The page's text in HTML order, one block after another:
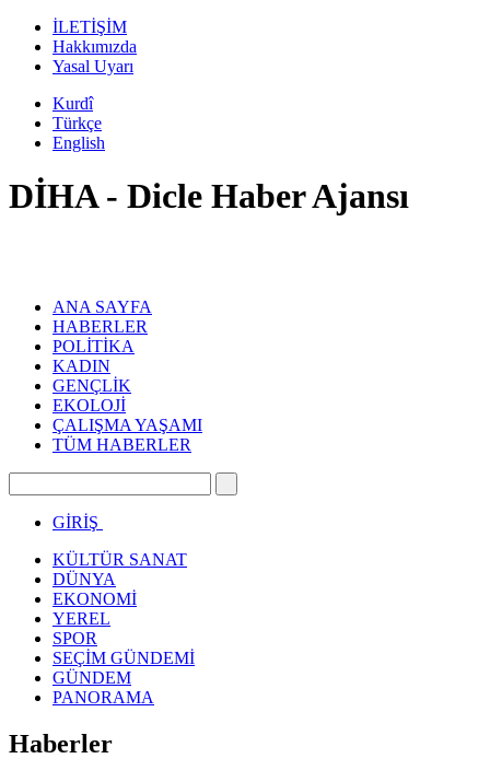
İLETİŞİM
Hakkımızda
Yasal Uyarı
Kurdî
Türkçe
English
DİHA - Dicle Haber Ajansı
ANA SAYFA
HABERLER
POLİTİKA
KADIN
GENÇLİK
EKOLOJİ
ÇALIŞMA YAŞAMI
TÜM HABERLER
GİRİŞ
KÜLTÜR SANAT
DÜNYA
EKONOMİ
YEREL
SPOR
SEÇİM GÜNDEMİ
GÜNDEM
PANORAMA
Haberler